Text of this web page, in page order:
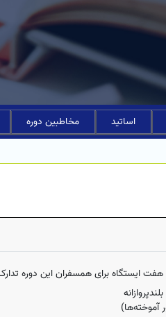
اساتید مخاطبین دوره
هفت ایستگاه برای همسفران این دوره
آموخته‌ها)